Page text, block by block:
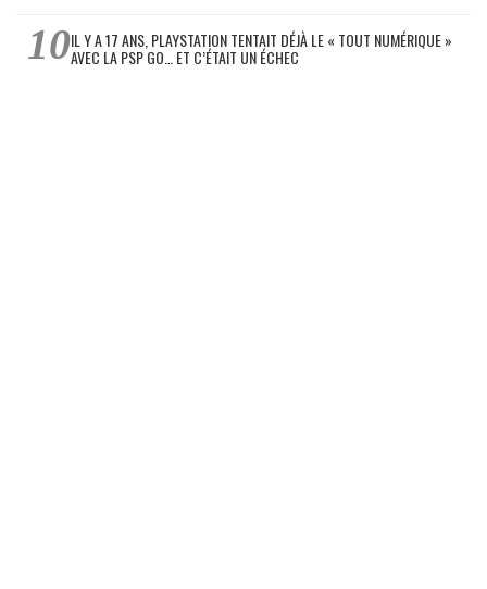
IL Y A 17 ANS, PLAYSTATION TENTAIT DÉJÀ LE « TOUT NUMÉRIQUE »
AVEC LA PSP GO… ET C’ÉTAIT UN ÉCHEC